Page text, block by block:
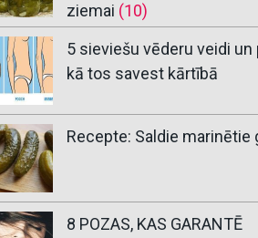
ziemai (10)
5 sieviešu vēderu veidi un
kā tos savest kārtībā
Recepte: Saldie marinētie
8 POZAS, KAS GARANTĒ